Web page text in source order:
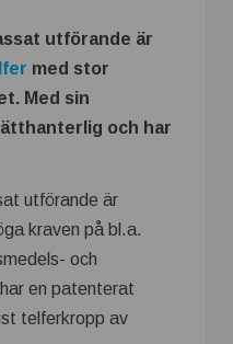
utförande är
med stor
Med sin
och har
utförande är
kraven på bl.a.
och
en patenterat
telferkropp av